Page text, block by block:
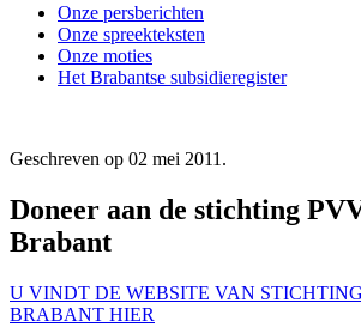
Onze persberichten
Onze spreekteksten
Onze moties
Het Brabantse subsidieregister
Geschreven op 02 mei 2011.
Doneer aan de stichting
Brabant
U VINDT DE WEBSITE VAN
BRABANT HIER